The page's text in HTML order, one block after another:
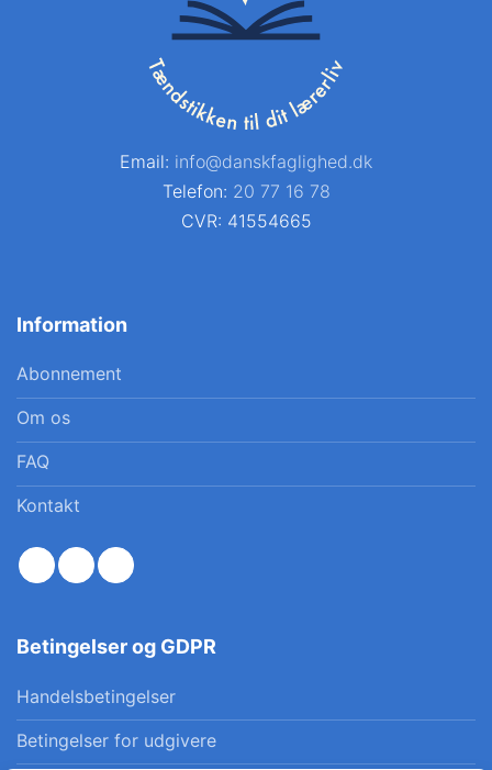
Email: info@danskfaglighed.dk
Telefon: 20 77 16 78
CVR: 41554665
Information
Abonnement
Om os
FAQ
Kontakt
Betingelser og GDPR
Handelsbetingelser
Betingelser for udgivere